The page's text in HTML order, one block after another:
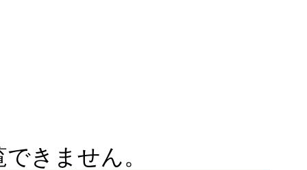
きません。